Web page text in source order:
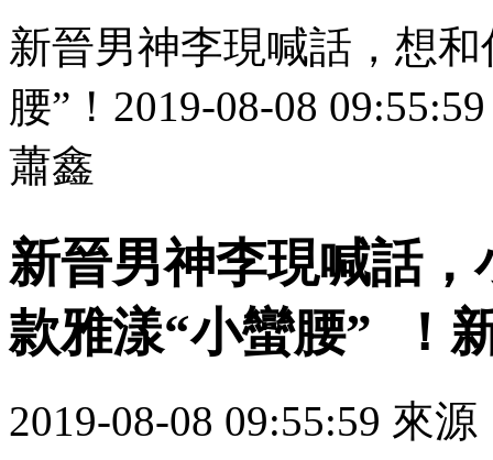
新晉男神李現喊話，想
腰”！2019-08-08
蕭鑫
新晉男神李現喊話
款雅漾“小蠻腰”  ！
2019-08-08 09:55:59 來源